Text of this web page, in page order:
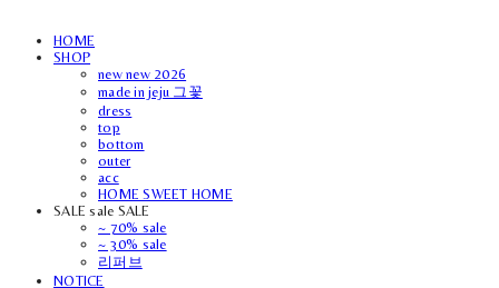
HOME
SHOP
new new 2026
made in jeju 그꽃
dress
top
bottom
outer
acc
HOME SWEET HOME
SALE sale SALE
~ 70% sale
~ 30% sale
리퍼브
NOTICE